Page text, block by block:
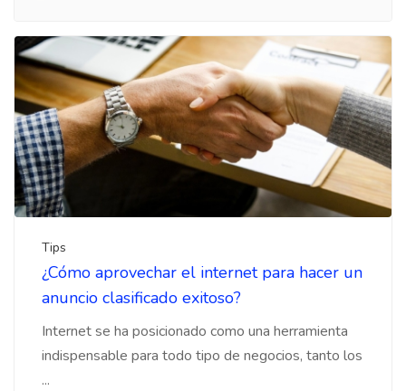
Tips
¿Cómo aprovechar el internet para hacer un
anuncio clasificado exitoso?
Internet se ha posicionado como una herramienta
indispensable para todo tipo de negocios, tanto los
...